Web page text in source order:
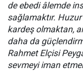
de ebedi âlemde
sağlamaktır.
kardeş olmaktan,
daha da
Rahmet Elçisi
sevmeyi iman